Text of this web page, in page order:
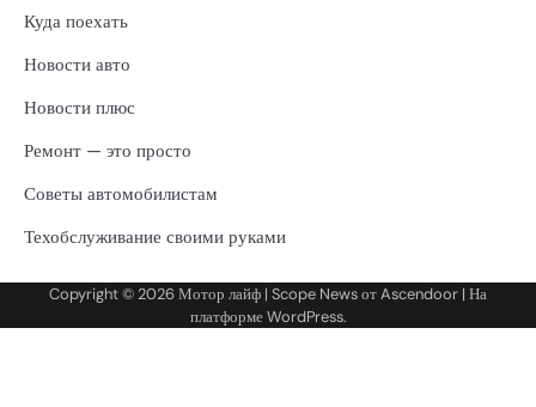
Куда поехать
Новости авто
Новости плюс
Ремонт — это просто
Советы автомобилистам
Техобслуживание своими руками
Copyright © 2026Мотор лайф | Scope News отAscendoor | На
платформеWordPress.